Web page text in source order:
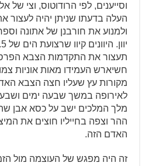
וסייענים, לפי הרודוטוס, וצי של
העלה בדעתו שניתן יהיה לעצור
ולמנוע את חורבנן של אתונה
תעצור את התקדמות הצבא
חשיארש העמידו מאות אוניות
מקורות עץ שעליו חצה הצבא
לאירופה במשך שבעה ימים
מלך המלכים ישב על כסא אבן
ההר וצפה בחייליו חוצים את
האדם הזה.
זה היה מפגש של העוצמה מול